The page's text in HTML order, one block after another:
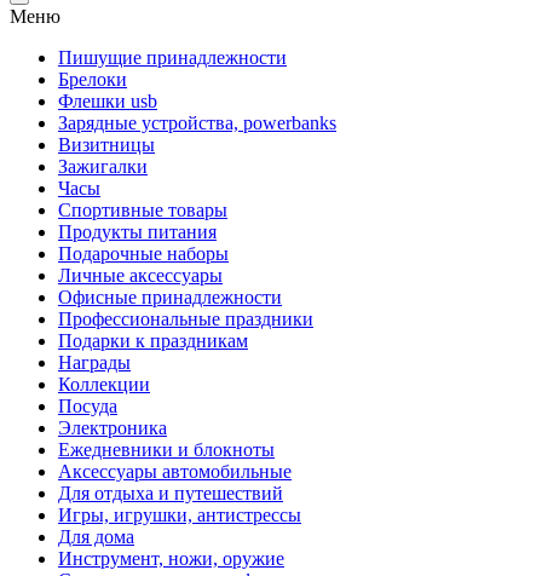
Меню
Пишущие принадлежности
Брелоки
Флешки usb
Зарядные устройства, powerbanks
Визитницы
Зажигалки
Часы
Спортивные товары
Продукты питания
Подарочные наборы
Личные аксессуары
Офисные принадлежности
Профессиональные праздники
Подарки к праздникам
Награды
Коллекции
Посуда
Электроника
Ежедневники и блокноты
Аксессуары автомобильные
Для отдыха и путешествий
Игры, игрушки, антистрессы
Для дома
Инструмент, ножи, оружие